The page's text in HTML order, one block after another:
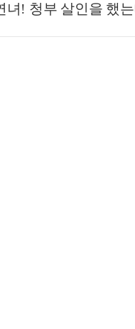
! 청부 살인을 했